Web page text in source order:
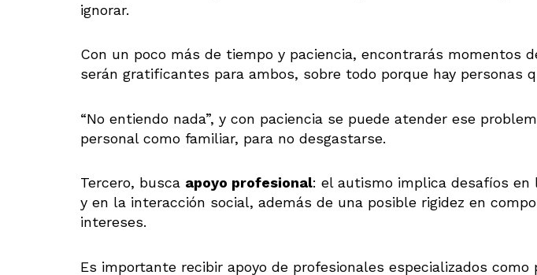
ignorar.
Con un poco más de tiempo y paciencia, encontrarás momentos
serán gratificantes para ambos, sobre todo porque hay personas
“No entiendo nada”, y con paciencia se puede atender ese
personal como familiar, para no desgastarse.
Tercero, busca apoyo profesional: el autismo implica desafíos en
y en la interacción social, además de una posible rigidez en
intereses.
Es importante recibir apoyo de profesionales especializados como